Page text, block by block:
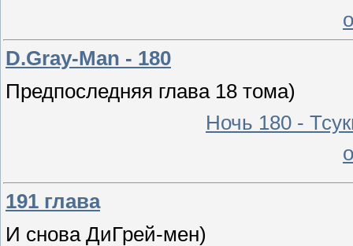
D.Gray-Man - 180
Предпоследняя глава 18 тома)
Ночь 180 -
191 глава
И снова ДиГрей-мен)